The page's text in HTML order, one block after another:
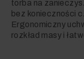
torba na
bez konieczności
Ergonomiczny
rozkład masy i